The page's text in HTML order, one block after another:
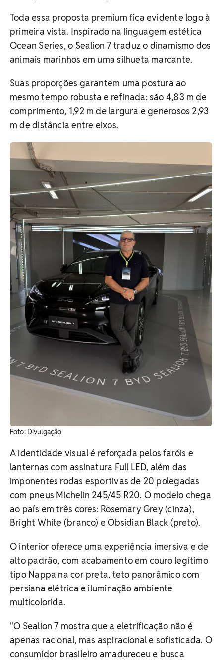
Toda essa proposta premium fica evidente logo à
primeira vista. Inspirado na linguagem estética
Ocean Series, o Sealion 7 traduz o dinamismo dos
animais marinhos em uma silhueta marcante.
Suas proporções garantem uma postura ao
mesmo tempo robusta e refinada: são 4,83 m de
comprimento, 1,92 m de largura e generosos 2,93
m de distância entre eixos.
Foto: Divulgação
A identidade visual é reforçada pelos faróis e
lanternas com assinatura Full LED, além das
imponentes rodas esportivas de 20 polegadas
com pneus Michelin 245/45 R20. O modelo chega
ao país em três cores: Rosemary Grey (cinza),
Bright White (branco) e Obsidian Black (preto).
O interior oferece uma experiência imersiva e de
alto padrão, com acabamento em couro legítimo
tipo Nappa na cor preta, teto panorâmico com
persiana elétrica e iluminação ambiente
multicolorida.
"O Sealion 7 mostra que a eletrificação não é
apenas racional, mas aspiracional e sofisticada. O
consumidor brasileiro amadureceu e busca